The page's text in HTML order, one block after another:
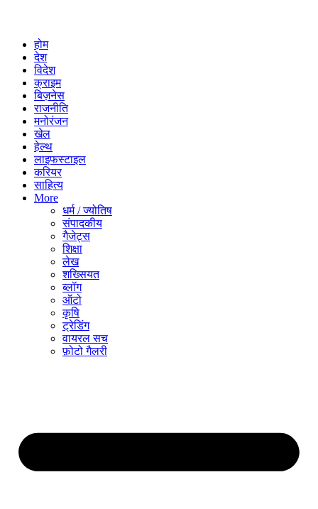
होम
देश
विदेश
क्राइम
बिज़नेस
राजनीति
मनोरंजन
खेल
हेल्थ
लाइफस्टाइल
करियर
साहित्य
More
धर्म / ज्योतिष
संपादकीय
गैजेट्स
शिक्षा
लेख
शख्सियत
ब्लॉग
ऑटो
कृषि
ट्रेडिंग
वायरल सच
फ़ोटो गैलरी